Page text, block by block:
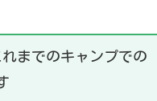
までのキャンプでの